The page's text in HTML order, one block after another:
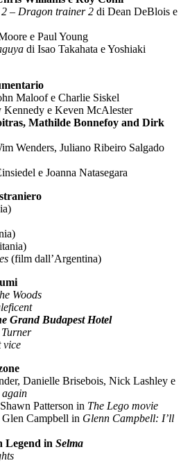
– Dragon trainer 2 di Dean DeBlois e
e Paul Young
di Isao Takahata e Yoshiaki
Maloof e Charlie Siskel
Kennedy e Keven McAlester
Mathilde Bonnefoy and Dirk
Wenders, Juliano Ribeiro Salgado
e Joanna Natasegara
(film dall’Argentina)
Woods
Grand Budapest Hotel
vice
Danielle Brisebois, Nick Lashley e
again
Patterson in The Lego movie
Campbell in Glenn Campbell: I’ll
Legend in Selma